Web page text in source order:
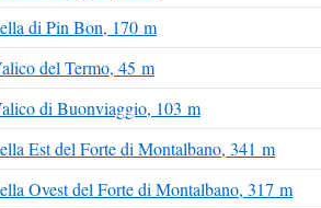
di Pin Bon, 170 m
del Termo, 45 m
di Buonviaggio, 103 m
Est del Forte di Montalbano, 341 m
Ovest del Forte di Montalbano, 317 m